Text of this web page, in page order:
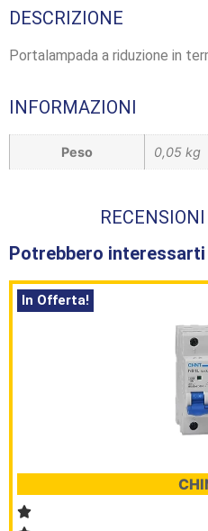
DESCRIZIONE
Portalampada a riduzione in
INFORMAZIONI
Peso 0,05 kg
Potrebbero interessarti
In Offerta!